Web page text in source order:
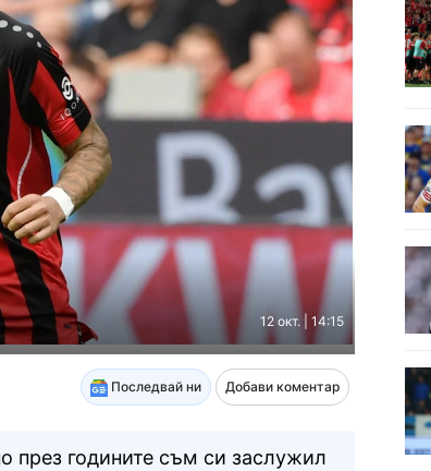
12 окт. | 14:15
Последвай ни Добави коментар
през годините съм си заслужил